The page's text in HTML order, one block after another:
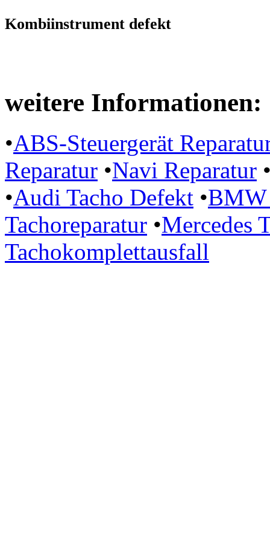
Kombiinstrument defekt
weitere Informationen:
•ABS-Steuergerät
Reparatur •Navi Reparatur
•Audi Tacho Defekt •BMW
Tachoreparatur •Mercedes
Tachokomplettausfall